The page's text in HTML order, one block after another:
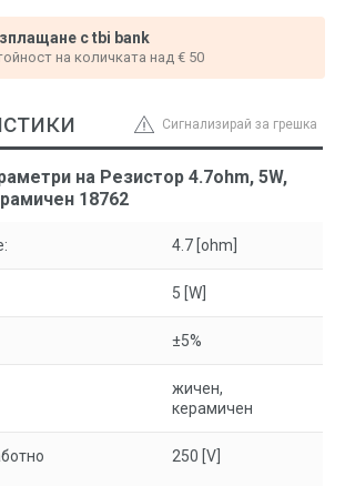
с tbi bank
на количката над € 50
Сигнализирай за грешка
на Резистор 4.7ohm, 5W,
18762
4.7 [ohm]
5 [W]
±5%
жичен,
керамичен
250 [V]